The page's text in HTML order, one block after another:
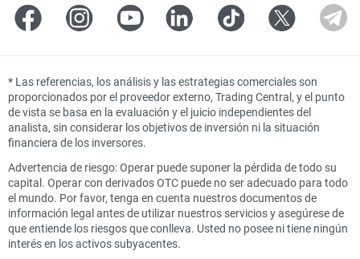
* Las referencias, los análisis y las estrategias comerciales son
proporcionados por el proveedor externo, Trading Central, y el punto
de vista se basa en la evaluación y el juicio independientes del
analista, sin considerar los objetivos de inversión ni la situación
financiera de los inversores.
Advertencia de riesgo: Operar puede suponer la pérdida de todo su
capital. Operar con derivados OTC puede no ser adecuado para todo
el mundo. Por favor, tenga en cuenta nuestros documentos de
información legal antes de utilizar nuestros servicios y asegúrese de
que entiende los riesgos que conlleva. Usted no posee ni tiene ningún
interés en los activos subyacentes.